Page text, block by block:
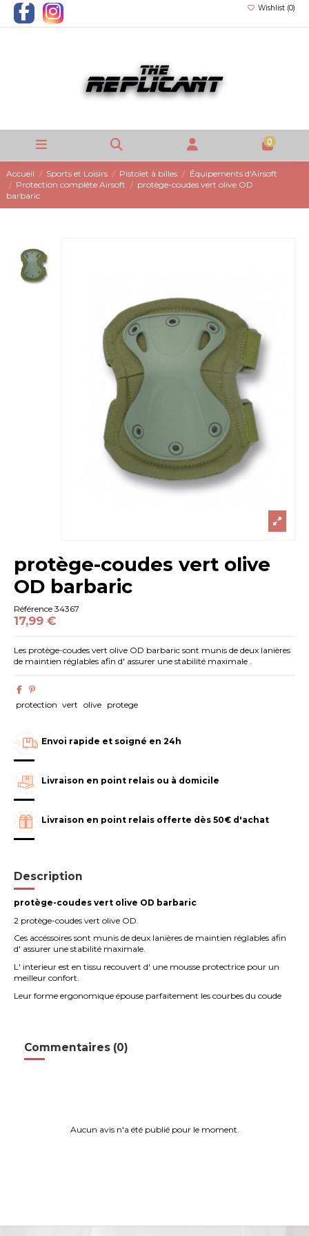
Wishlist (0)
0
Accueil Sports et Loisirs Pistolet à billes
Équipements d'Airsoft
Protection complète Airsoft
protège-coudes vert olive OD
barbaric
protège-coudes vert olive
OD barbaric
Référence 34367
17,99 €
Les protège-coudes vert olive OD barbaric sont munis de deux lanières
de maintien réglables afin d' assurer une stabilité maximale .
protection vert olive protege
Envoi rapide et soigné en 24h
Livraison en point relais ou à domicile
Livraison en point relais offerte dès 50€ d'achat
Description
protège-coudes vert olive OD barbaric
2 protège-coudes vert olive OD.
Ces accéssoires sont munis de deux lanières de maintien réglables afin
d' assurer une stabilité maximale.
L' interieur est en tissu recouvert d' une mousse protectrice pour un
meilleur confort.
Leur forme ergonomique épouse parfaitement les courbes du coude
Commentaires (0)
Aucun avis n'a été publié pour le moment.